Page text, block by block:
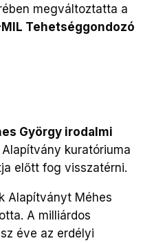
megváltoztatta a
MIL Tehetséggondozó
György irodalmi
kuratóriuma
előtt fog visszatérni.
Alapítványt Méhes
A milliárdos
éve az erdélyi